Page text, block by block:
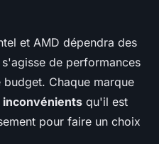
et AMD dépendra des
de performances
Chaque marque
inconvénients qu'il est
pour faire un choix